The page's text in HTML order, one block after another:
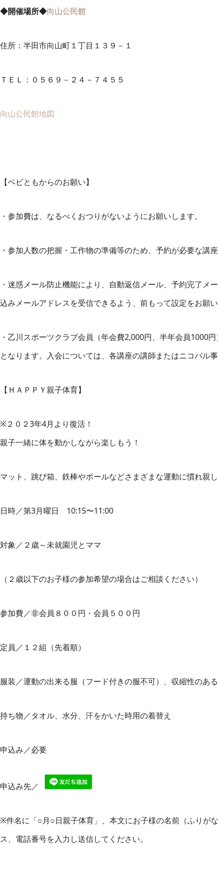
◆開催場所◆向山公民館
住所：半田市向山町１丁目１３９－１
ＴＥＬ：０５６９－２４－７４５５
向山公民館地図
【ベビともからのお願い】
・参加費は、なるべくおつりがないようにお願いします。
・参加人数の把握・工作物の準備等のため、予約が必要な講
・迷惑メール防止機能により、自動返信メール、予約完了
込みメールアドレスを受信できるよう、前もって設定をお願
・乙川スポーツクラブ会員（年会費2,000円、半年会員1000
となります。入会については、各講座の講師またはニコパル
【ＨＡＰＰＹ親子体育】
※２０２3年4月より復活！
親子一緒に体を動かしながら楽しもう！
マット、跳び箱、鉄棒やボールなどさまざまな運動に慣れ親
日時／第3月曜日 10:15〜11:00
対象／２歳～未就園児とママ
（２歳以下のお子様の参加希望の場合はご相談ください）
参加費／非会員８００円・会員５００円
定員／１２組（先着順）
服装／運動の出来る服（フード付きの服不可）、収縮性のあ
持ち物／タオル、水分、汗をかいた時用の着替え
申込み／必要
申込み先／
※件名に「○月○日親子体育」、本文にお子様の名前（ふりが
ス、電話番号を入力し送信してください。